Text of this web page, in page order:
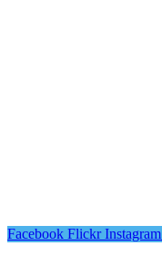
Facebook Flickr Instagram